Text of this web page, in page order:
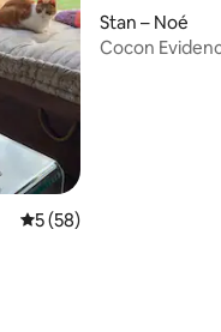
Prosječna ocjena: 5/5,
5 (58)
Stan – Noé
Cocon